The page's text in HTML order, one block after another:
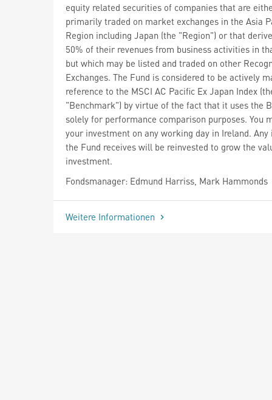
equity related securities of companies that are
primarily traded on market exchanges in the Asia
Region including Japan (the "Region") or that
50% of their revenues from business activities in
but which may be listed and traded on other
Exchanges. The Fund is considered to be actively
reference to the MSCI AC Pacific Ex Japan Index
"Benchmark") by virtue of the fact that it uses the
solely for performance comparison purposes. You
your investment on any working day in Ireland. Any
the Fund receives will be reinvested to grow the
investment.
Fondsmanager: Edmund Harriss, Mark Hammonds
Weitere Informationen